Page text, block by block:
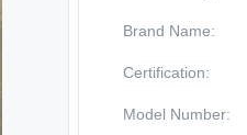
Brand Name:
Certification:
Model Number: